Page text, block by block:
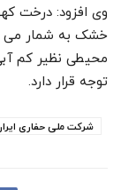
وی افزود: درخت
خشک به شمار می
محیطی نظیر کم
توجه قرار دارد.
شرکت ملی حفاری